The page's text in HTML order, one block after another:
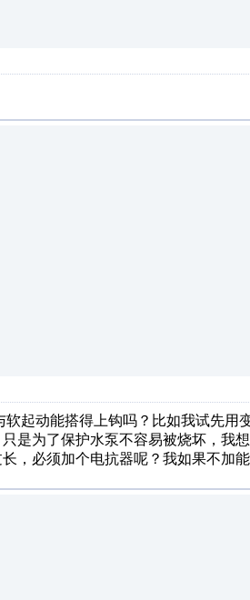
起动能搭得上钩吗？比如我试先
是为了保护水泵不容易被烧坏，我
，必须加个电抗器呢？我如果不加